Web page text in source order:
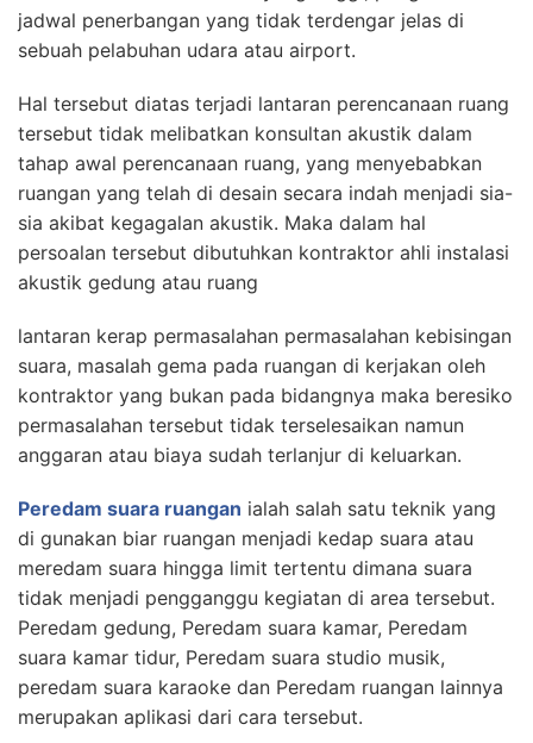
jadwal penerbangan yang tidak terdengar jelas di
sebuah pelabuhan udara atau airport.
Hal tersebut diatas terjadi lantaran perencanaan ruang
tersebut tidak melibatkan konsultan akustik dalam
tahap awal perencanaan ruang, yang menyebabkan
ruangan yang telah di desain secara indah menjadi sia-
sia akibat kegagalan akustik. Maka dalam hal
persoalan tersebut dibutuhkan kontraktor ahli instalasi
akustik gedung atau ruang
lantaran kerap permasalahan permasalahan kebisingan
suara, masalah gema pada ruangan di kerjakan oleh
kontraktor yang bukan pada bidangnya maka beresiko
permasalahan tersebut tidak terselesaikan namun
anggaran atau biaya sudah terlanjur di keluarkan.
Peredam suara ruangan ialah salah satu teknik yang
di gunakan biar ruangan menjadi kedap suara atau
meredam suara hingga limit tertentu dimana suara
tidak menjadi pengganggu kegiatan di area tersebut.
Peredam gedung, Peredam suara kamar, Peredam
suara kamar tidur, Peredam suara studio musik,
peredam suara karaoke dan Peredam ruangan lainnya
merupakan aplikasi dari cara tersebut.